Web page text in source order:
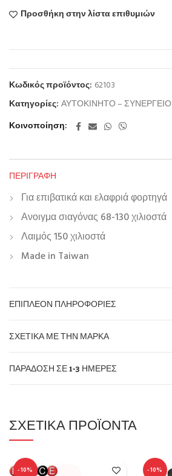
Προσθήκη στην λίστα επιθυμιών
Κωδικός προϊόντος: 62103
Κατηγορίες: ΑΥΤΟΚΙΝΗΤΟ – ΣΥΝΕΡΓΕΙΟ
Κοινοποίηση
ΠΕΡΙΓΡΑΦΉ
Για επιβατικά και ελαφριά φορτηγά
Ανοιγμα σιαγόνας 68-130 χιλιοστά
Λαιμός 150 χιλιοστά
Made in Taiwan
ΕΠΙΠΛΈΟΝ ΠΛΗΡΟΦΟΡΊΕΣ
ΣΧΕΤΙΚΆ ΜΕ ΤΗΝ ΜΆΡΚΑ
ΠΑΡΆΔΟΣΗ ΣΕ 1-3 ΗΜΈΡΕΣ
ΣΧΕΤΙΚΆ ΠΡΟΪΌΝΤΑ
-10% -10%